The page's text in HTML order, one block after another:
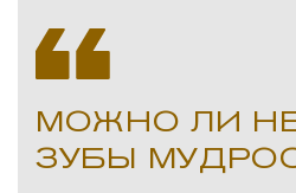
МОЖНО ЛИ
ЗУБЫ